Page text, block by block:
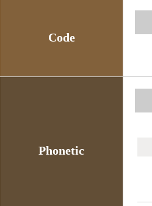
Code
Phonetic